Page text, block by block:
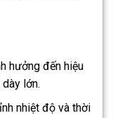
hưởng đến hiệu
lớn.
nhiệt độ và thời